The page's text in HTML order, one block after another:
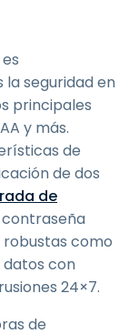
la seguridad en
principales
y más.
de
de dos
de
contraseña
como
datos con
24×7.
de